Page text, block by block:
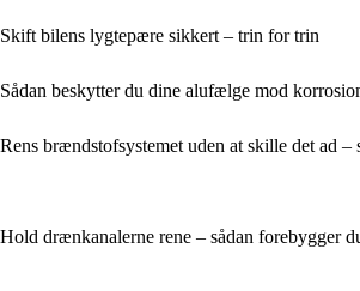
Skift bilens lygtepære sikkert – trin for trin
Sådan beskytter du dine alufælge mod
Rens brændstofsystemet uden at skille det ad –
Hold drænkanalerne rene – sådan forebygger